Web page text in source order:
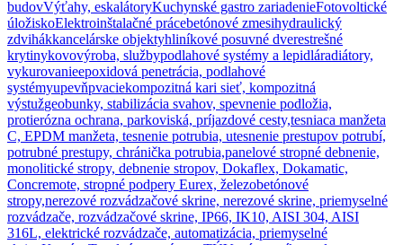
budovVýťahy, eskalátoryKuchynské gastro zariadenieFotovoltické
úložiskoElektroinštalačné prácebetónové zmesihydraulický
zdvihákkancelárske objektyhliníkové posuvné dverestrešné
krytinykovovýroba, službypodlahové systémy a lepidláradiátory,
vykurovanieepoxidová penetrácia, podlahové
systémyupevňpvaciekompozitná kari sieť, kompozitná
výstužgeobunky, stabilizácia svahov, spevnenie podložia,
protierózna ochrana, parkoviská, príjazdové cesty,tesniaca manžeta
C, EPDM manžeta, tesnenie potrubia, utesnenie prestupov potrubí,
potrubné prestupy, chránička potrubia,panelové stropné debnenie,
monolitické stropy, debnenie stropov, Dokaflex, Dokamatic,
Concremote, stropné podpery Eurex, železobetónové
stropy,nerezové rozvádzačové skrine, nerezové skrine, priemyselné
rozvádzače, rozvádzačové skrine, IP66, IK10, AISI 304, AISI
316L, elektrické rozvádzače, automatizácia, priemyselné